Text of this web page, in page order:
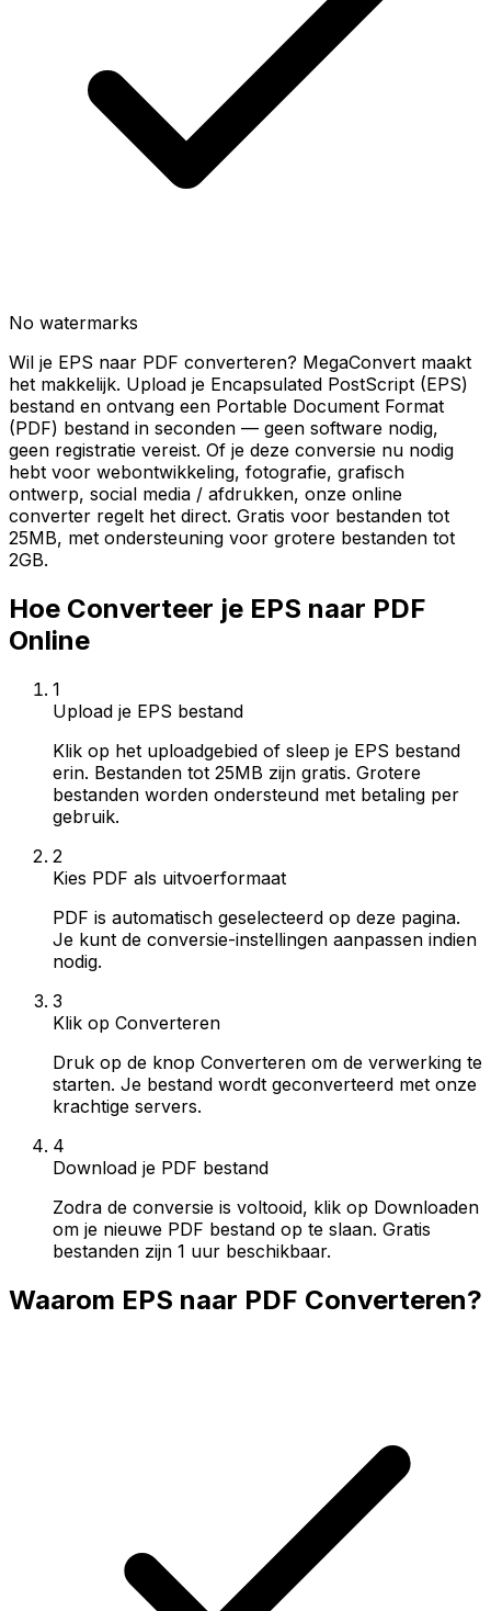
No watermarks
Wil je EPS naar PDF converteren? MegaConvert maakt
het makkelijk. Upload je Encapsulated PostScript (EPS)
bestand en ontvang een Portable Document Format
(PDF) bestand in seconden — geen software nodig,
geen registratie vereist. Of je deze conversie nu nodig
hebt voor webontwikkeling, fotografie, grafisch
ontwerp, social media / afdrukken, onze online
converter regelt het direct. Gratis voor bestanden tot
25MB, met ondersteuning voor grotere bestanden tot
2GB.
Hoe Converteer je EPS naar PDF
Online
1
Upload je EPS bestand
Klik op het uploadgebied of sleep je EPS bestand
erin. Bestanden tot 25MB zijn gratis. Grotere
bestanden worden ondersteund met betaling per
gebruik.
2
Kies PDF als uitvoerformaat
PDF is automatisch geselecteerd op deze pagina.
Je kunt de conversie-instellingen aanpassen indien
nodig.
3
Klik op Converteren
Druk op de knop Converteren om de verwerking te
starten. Je bestand wordt geconverteerd met onze
krachtige servers.
4
Download je PDF bestand
Zodra de conversie is voltooid, klik op Downloaden
om je nieuwe PDF bestand op te slaan. Gratis
bestanden zijn 1 uur beschikbaar.
Waarom EPS naar PDF Converteren?